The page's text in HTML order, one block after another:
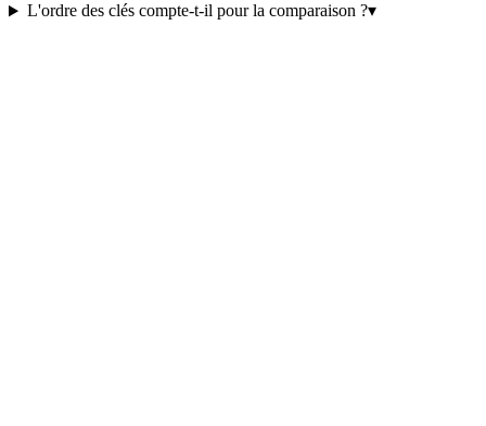
L'ordre des clés compte-t-il pour la comparaison ?▾